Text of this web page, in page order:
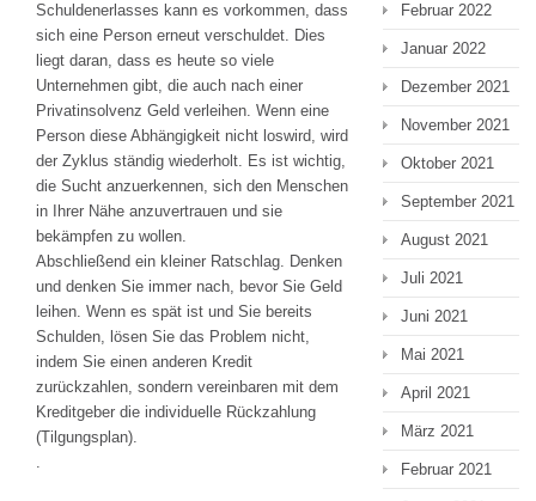
Schuldenerlasses kann es vorkommen, dass
sich eine Person erneut verschuldet. Dies
liegt daran, dass es heute so viele
Unternehmen gibt, die auch nach einer
Privatinsolvenz Geld verleihen. Wenn eine
Person diese Abhängigkeit nicht loswird, wird
der Zyklus ständig wiederholt. Es ist wichtig,
die Sucht anzuerkennen, sich den Menschen
in Ihrer Nähe anzuvertrauen und sie
bekämpfen zu wollen.
Abschließend ein kleiner Ratschlag. Denken
und denken Sie immer nach, bevor Sie Geld
leihen. Wenn es spät ist und Sie bereits
Schulden, lösen Sie das Problem nicht,
indem Sie einen anderen Kredit
zurückzahlen, sondern vereinbaren mit dem
Kreditgeber die individuelle Rückzahlung
(Tilgungsplan).
.
Februar 2022
Januar 2022
Dezember 2021
November 2021
Oktober 2021
September 2021
August 2021
Juli 2021
Juni 2021
Mai 2021
April 2021
März 2021
Februar 2021